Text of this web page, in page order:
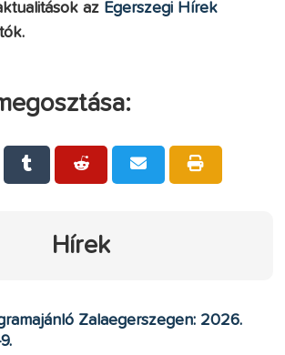
az Egerszegi Hírek
Hírek
Zalaegerszegen: 2026.